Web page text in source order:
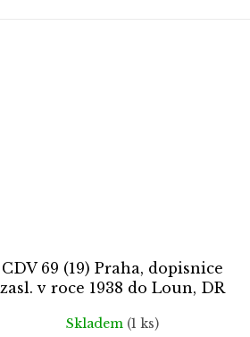
CDV 69 (19) Praha, dopisnice
zasl. v roce 1938 do Loun, DR
Skladem (1 ks)